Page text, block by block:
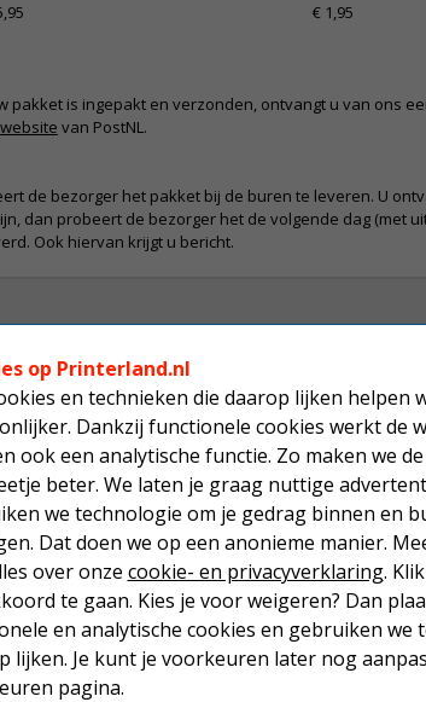
€ 1,95
pakket is ingepakt en verzonden, ontvangt u van ons
website van PostNL.
de bezorger het pakket bij de buren te leveren. U
dan probeert de bezorger het de volgende dag (met
Ook hiervan krijgt u bericht.
op Printerland.nl
en technieken die daarop lijken helpen
Dankzij functionele cookies werkt de
ook een analytische functie. Zo maken we
beter. We laten je graag nuttige
we technologie om je gedrag binnen en
Dat doen we op een anonieme manier.
over onze cookie- en privacyverklaring.
te gaan. Kies je voor weigeren? Dan
en analytische cookies en gebruiken we
lijken. Je kunt je voorkeuren later nog
pagina.